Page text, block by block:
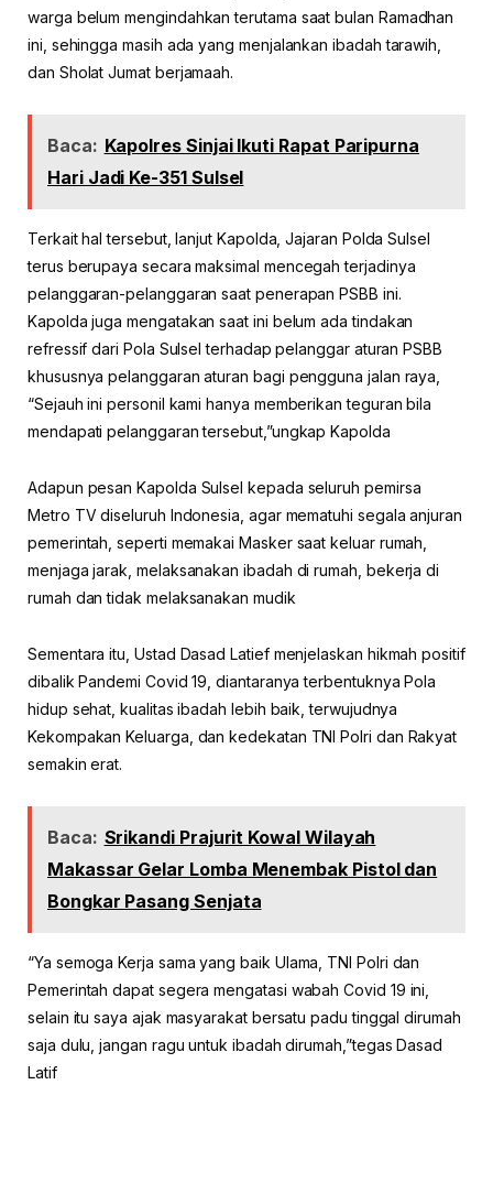
warga belum mengindahkan terutama saat bulan Ramadhan
ini, sehingga masih ada yang menjalankan ibadah tarawih,
dan Sholat Jumat berjamaah.
Baca: Kapolres Sinjai Ikuti Rapat Paripurna
Hari Jadi Ke-351 Sulsel
Terkait hal tersebut, lanjut Kapolda, Jajaran Polda Sulsel
terus berupaya secara maksimal mencegah terjadinya
pelanggaran-pelanggaran saat penerapan PSBB ini.
Kapolda juga mengatakan saat ini belum ada tindakan
refressif dari Pola Sulsel terhadap pelanggar aturan PSBB
khususnya pelanggaran aturan bagi pengguna jalan raya,
“Sejauh ini personil kami hanya memberikan teguran bila
mendapati pelanggaran tersebut,”ungkap Kapolda
Adapun pesan Kapolda Sulsel kepada seluruh pemirsa
Metro TV diseluruh Indonesia, agar mematuhi segala anjuran
pemerintah, seperti memakai Masker saat keluar rumah,
menjaga jarak, melaksanakan ibadah di rumah, bekerja di
rumah dan tidak melaksanakan mudik
Sementara itu, Ustad Dasad Latief menjelaskan hikmah positif
dibalik Pandemi Covid 19, diantaranya terbentuknya Pola
hidup sehat, kualitas ibadah lebih baik, terwujudnya
Kekompakan Keluarga, dan kedekatan TNI Polri dan Rakyat
semakin erat.
Baca: Srikandi Prajurit Kowal Wilayah
Makassar Gelar Lomba Menembak Pistol dan
Bongkar Pasang Senjata
“Ya semoga Kerja sama yang baik Ulama, TNI Polri dan
Pemerintah dapat segera mengatasi wabah Covid 19 ini,
selain itu saya ajak masyarakat bersatu padu tinggal dirumah
saja dulu, jangan ragu untuk ibadah dirumah,”tegas Dasad
Latif